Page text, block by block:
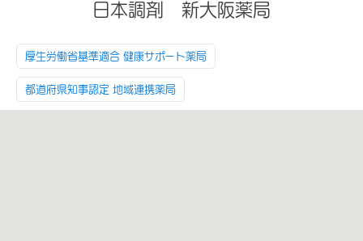
日本調剤 新大阪薬局
厚生労働省基準適合 健康サポート薬局
都道府県知事認定 地域連携薬局